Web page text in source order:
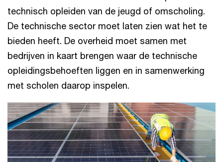
technisch opleiden van de jeugd of omscholing.
De technische sector moet laten zien wat het te
bieden heeft. De overheid moet samen met
bedrijven in kaart brengen waar de technische
opleidingsbehoeften liggen en in samenwerking
met scholen daarop inspelen.